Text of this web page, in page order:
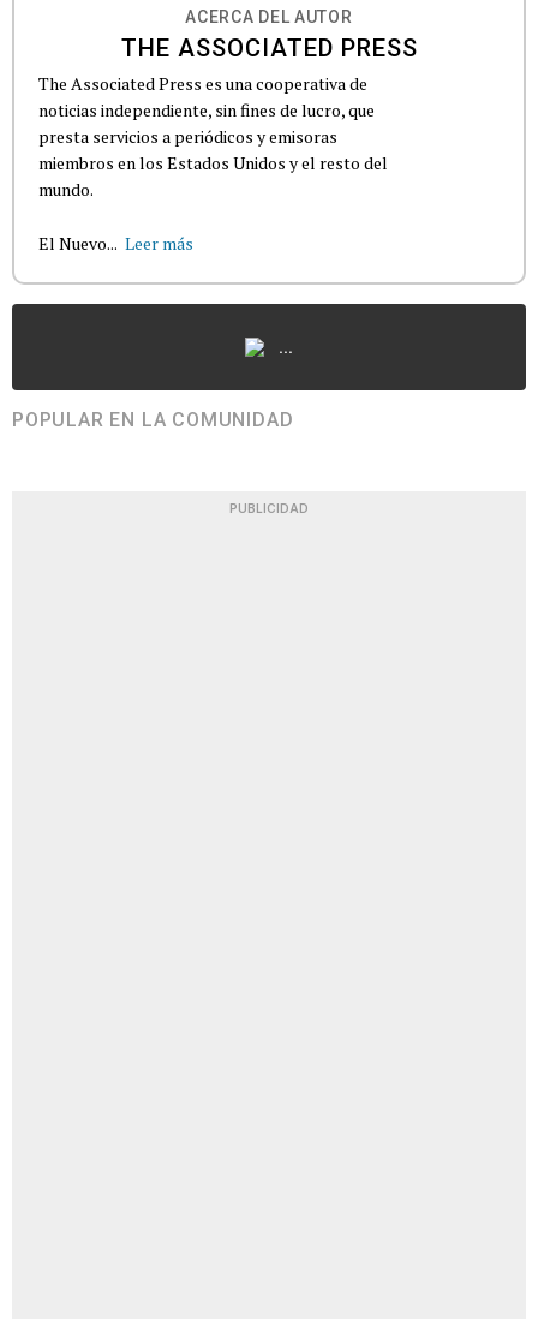
ACERCA DEL AUTOR
THE ASSOCIATED PRESS
The Associated Press es una cooperativa de
noticias independiente, sin fines de lucro, que
presta servicios a periódicos y emisoras
miembros en los Estados Unidos y el resto del
mundo.
El Nuevo... Leer más
...
POPULAR EN LA COMUNIDAD
PUBLICIDAD